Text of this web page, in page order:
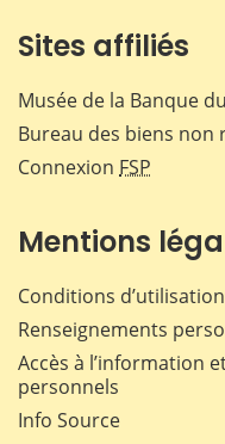
Sites affiliés
Musée de la Banque
Bureau des biens non
Connexion FSP
Mentions
Conditions d’utilisation
Renseignements
Accès à l’information
personnels
Info Source